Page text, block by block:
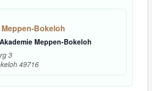
Meppen-Bokeloh
Meppen-Bokeloh
3
49716